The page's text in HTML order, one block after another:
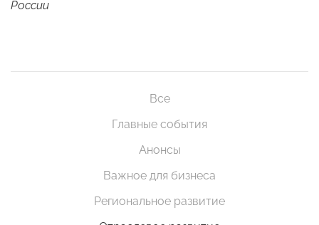
России
Все
Главные события
Анонсы
Важное для бизнеса
Региональное развитие